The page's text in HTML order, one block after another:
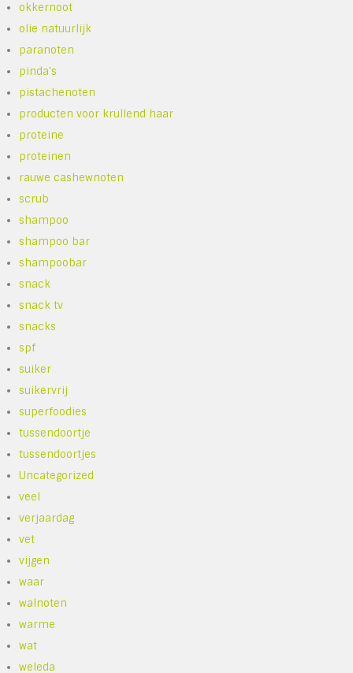
okkernoot
olie natuurlijk
paranoten
pinda's
pistachenoten
producten voor krullend haar
proteine
proteinen
rauwe cashewnoten
scrub
shampoo
shampoo bar
shampoobar
snack
snack tv
snacks
spf
suiker
suikervrij
superfoodies
tussendoortje
tussendoortjes
Uncategorized
veel
verjaardag
vet
vijgen
waar
walnoten
warme
wat
weleda